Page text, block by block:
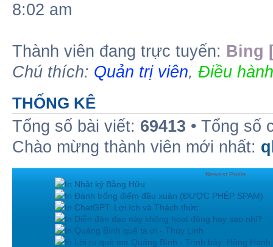
8:02 am
Thành viên đang trực tuyến: Bing
Chú thích: Quản trị viên, Điều
THỐNG KÊ
Tổng số bài viết: 69413 • Tổng số
Chào mừng thành viên mới nhất:
Newest Posts
In Nhật ký Bằng Hữu
In Đánh trống điểm đầu xuân (ĐƯỢC PHÉP SPAM)
In ChatGPT: Lợi ích và Thách thức
In Diễn đàn dạo này không hoạt động hay sao nhỉ?
In Quảng Bình quê ta ơi - Thùy Linh
In Lời ru quê mẹ Quảng Bình - Trình bày: Hồng Hạnh